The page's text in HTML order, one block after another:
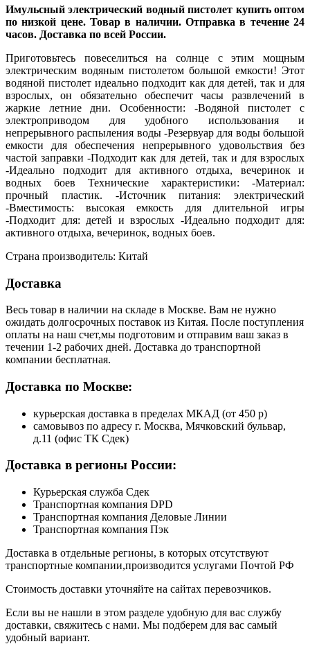
Имульсный электрический водный пистолет купить оптом
по низкой цене. Товар в наличии. Отправка в течение 24
часов. Доставка по всей России.
Приготовьтесь повеселиться на солнце с этим мощным
электрическим водяным пистолетом большой емкости! Этот
водяной пистолет идеально подходит как для детей, так и для
взрослых, он обязательно обеспечит часы развлечений в
жаркие летние дни. Особенности: -Водяной пистолет с
электроприводом для удобного использования и
непрерывного распыления воды -Резервуар для воды большой
емкости для обеспечения непрерывного удовольствия без
частой заправки -Подходит как для детей, так и для взрослых
-Идеально подходит для активного отдыха, вечеринок и
водных боев Технические характеристики: -Материал:
прочный пластик. -Источник питания: электрический
-Вместимость: высокая емкость для длительной игры
-Подходит для: детей и взрослых -Идеально подходит для:
активного отдыха, вечеринок, водных боев.
Страна производитель: Китай
Доставка
Весь товар в наличии на складе в Москве. Вам не нужно
ожидать долгосрочных поставок из Китая. После поступления
оплаты на наш счет,мы подготовим и отправим ваш заказ в
течении 1-2 рабочих дней. Доставка до транспортной
компании бесплатная.
Доставка по Москве:
курьерская доставка в пределах МКАД (от 450 р)
самовывоз по адресу г. Москва, Мячковский бульвар,
д.11 (офис ТК Сдек)
Доставка в регионы России:
Курьерская служба Сдек
Транспортная компания DPD
Транспортная компания Деловые Линии
Транспортная компания Пэк
Доставка в отдельные регионы, в которых отсутствуют
транспортные компании,производится услугами Почтой РФ
Стоимость доставки уточняйте на сайтах перевозчиков.
Если вы не нашли в этом разделе удобную для вас службу
доставки, свяжитесь с нами. Мы подберем для вас самый
удобный вариант.